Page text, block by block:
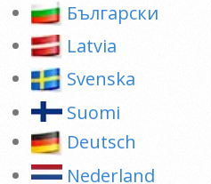
Български
Latvia
Svenska
Suomi
Deutsch
Nederland